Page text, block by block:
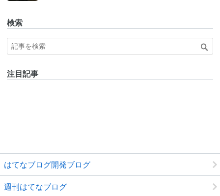
検索
注目記事
はてなブログ開発ブログ
週刊はてなブログ